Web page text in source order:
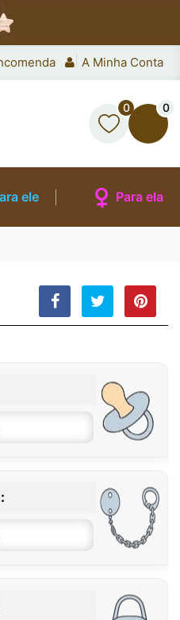
A Minha Conta
0 0
ele Para ela